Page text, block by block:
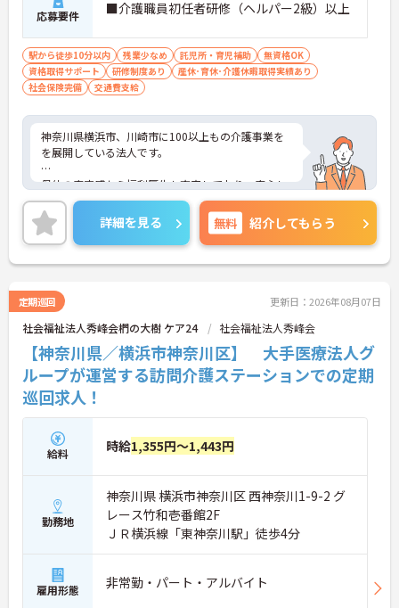
応募要件 ■介護職員初任者研修（ヘルパー2級）以上
駅から徒歩10分以内 残業少なめ 託児所・育児補助
無資格OK
資格取得サポート
研修制度あり
産休･育休･介護休暇取得実績あり
社会保険完備
交通費支給
神奈川県横浜市、川崎市に100以上もの介護事業を
を展開している法人です。
母体の安定感から福利厚生も充実しており、安心し
て長く働いて頂けます。自分のライフスタイルに合
わせて働いていただけます。
ご興味のある方はお気軽にお問い合わせ下さいま
せ。
詳細を見る 無料 紹介してもらう
定期巡回 更新日：2026年08月07日
社会福祉法人秀峰会椚の大樹 ケア24 社会福祉法人秀峰会
【神奈川県／横浜市神奈川区】 大手医療法人グ
ループが運営する訪問介護ステーションでの定期
巡回求人！
給料 時給1,355円～1,443円
勤務地
神奈川県 横浜市神奈川区 西神奈川1-9-2 グ
レース竹和壱番館2F
ＪＲ横浜線「東神奈川駅」徒歩4分
雇用形態 非常勤・パート・アルバイト